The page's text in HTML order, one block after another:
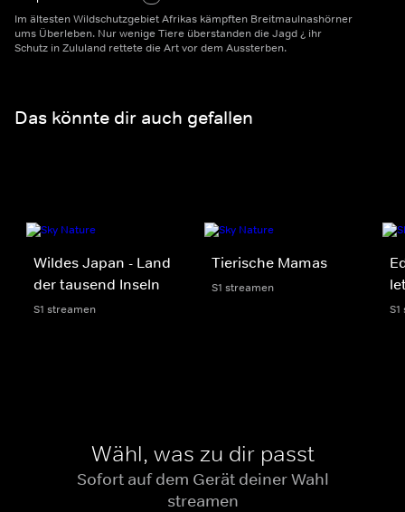
Im ältesten Wildschutzgebiet Afrikas kämpften Breitmaulnashörner
ums Überleben. Nur wenige Tiere überstanden die Jagd ¿ ihr
Schutz in Zululand rettete die Art vor dem Aussterben.
Das könnte dir auch gefallen
Wildes Japan - Land
der tausend Inseln
S1 streamen
Tierische Mamas
S1 streamen
Wähl, was zu dir passt
Sofort auf dem Gerät deiner Wahl
streamen